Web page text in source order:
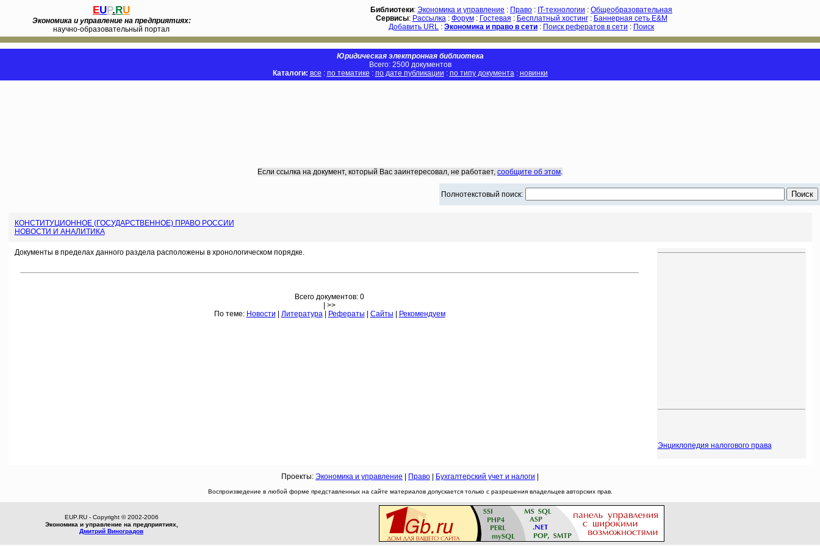
EUP.RU
Экономика и управление на предприятиях:
научно-образовательный портал
Библиотеки: Экономика и управление : Право : IT-технологии : Общеобразовательная
Сервисы: Рассылка: Форум: Гостевая : Бесплатный хостинг: Баннерная сеть E&M
Добавить URL : Экономика и право в сети : Поиск рефератов в сети : Поиск
Юридическая электронная библиотека
Всего: 2500 документов
Каталоги: все : по тематике : по дате публикации : по типу документа: новинки
Если ссылка на документ, который Вас заинтересовал, не работает, сообщите об этом.
Полнотекстовый поиск:
КОНСТИТУЦИОННОЕ (ГОСУДАРСТВЕННОЕ) ПРАВО РОССИИ
НОВОСТИ И АНАЛИТИКА
Документы в пределах данного раздела расположены в хронологическом порядке.
Всего документов: 0
| >>
По теме: Новости Литература| Рефераты Сайты Рекомендуем
Энциклопедия налогового права
Проекты: Экономика и управление Право Бухгалтерский учет и налоги
Воспроизведение в любой форме представленных на сайте материалов допускается только с разрешения владельцев авторских прав.
EUP.RU - Copyright © 2002-2006
Экономика и управление на предприятиях,
Дмитрий Виноградов